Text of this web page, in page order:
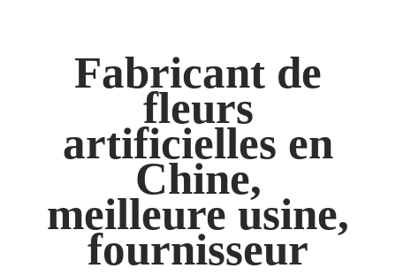
Fabricant de
fleurs
artificielles en
Chine,
meilleure usine,
fournisseur